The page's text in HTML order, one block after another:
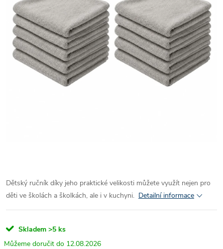
Dětský ručník díky jeho praktické velikosti můžete využít nejen pro
děti ve školách a školkách, ale i v kuchyni. Detailní informace
Skladem >5 ks
12.08.2026